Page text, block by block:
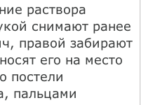
раствора
снимают ранее
правой забирают
его на место
постели
пальцами